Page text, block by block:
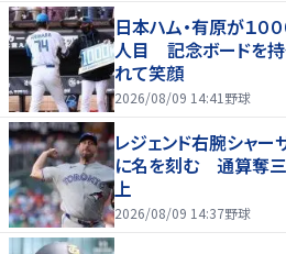
日本ハム・有原が１
人目 記念ボードを持
れて笑顔
2026/08/09 14:41 野球
レジェンド右腕シャ
に名を刻む 通算奪
上
2026/08/09 14:37野球